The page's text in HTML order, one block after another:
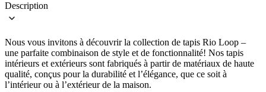
Description
Nous vous invitons à découvrir la collection de tapis Rio Loop –
une parfaite combinaison de style et de fonctionnalité! Nos tapis
intérieurs et extérieurs sont fabriqués à partir de matériaux de haute
qualité, conçus pour la durabilité et l’élégance, que ce soit à
l’intérieur ou à l’extérieur de la maison.